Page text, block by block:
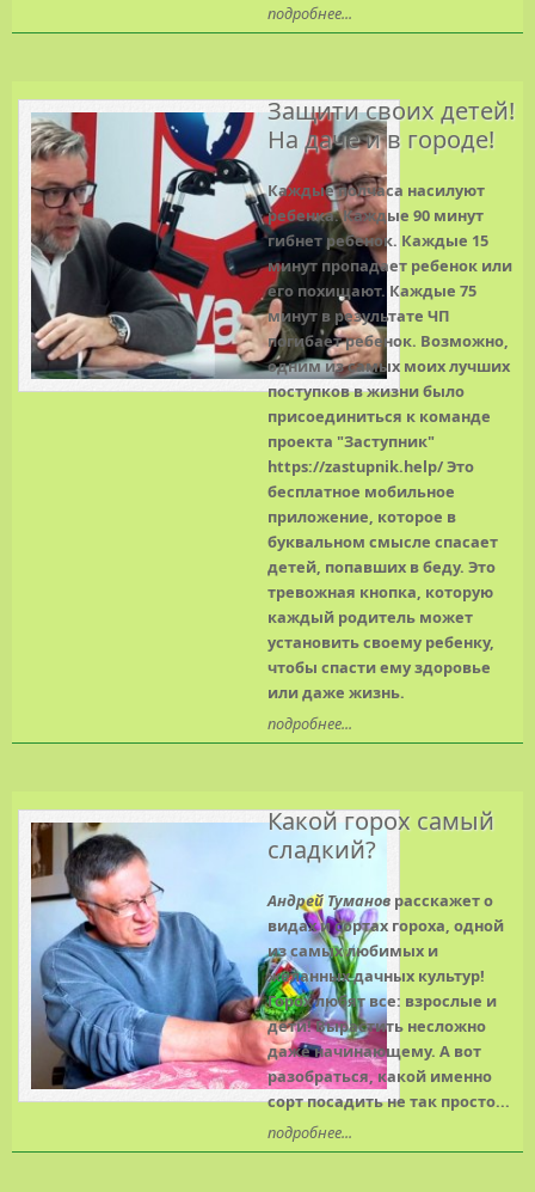
подробнее...
Защити своих детей!
На даче и в городе!
Каждые полчаса насилуют
ребенка. Каждые 90 минут
гибнет ребенок. Каждые 15
минут пропадает ребенок или
его похищают. Каждые 75
минут в результате ЧП
погибает ребенок. Возможно,
одним из самых моих лучших
поступков в жизни было
присоединиться к команде
проекта "Заступник"
https://zastupnik.help/Это
бесплатное мобильное
приложение, которое в
буквальном смысле спасает
детей, попавших в беду. Это
тревожная кнопка, которую
каждый родитель может
установить своему ребенку,
чтобы спасти ему здоровье
или даже жизнь.
подробнее...
Какой горох самый
сладкий?
Андрей Туманов расскажет о
видах и сортах гороха, одной
из самых любимых и
желанных дачных культур!
Горох любят все: взрослые и
дети! Вырастить несложно
даже начинающему. А вот
разобраться, какой именно
сорт посадить не так просто...
подробнее...